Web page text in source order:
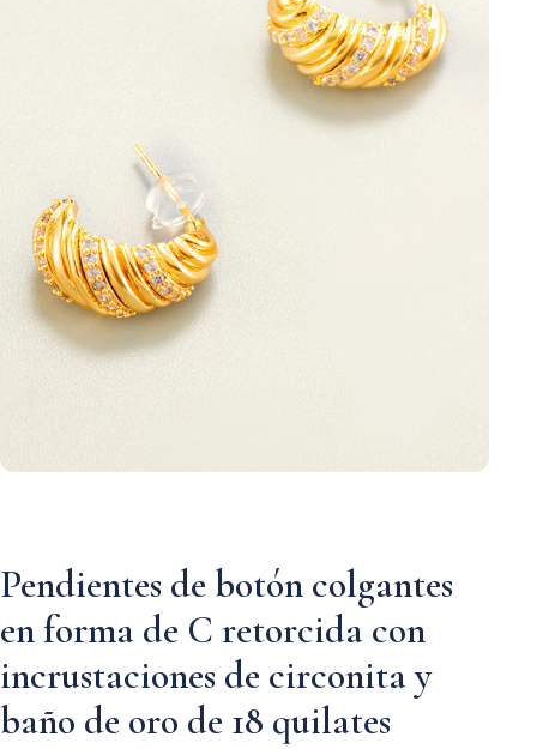
Pendientes de botón colgantes
en forma de C retorcida con
incrustaciones de circonita y
baño de oro de 18 quilates